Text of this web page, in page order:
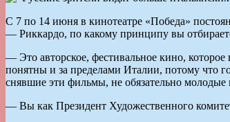
С 7 по 14 июня в кинотеатре «Победа»
— Риккардо, по какому принципу вы
— Это авторское, фестивальное кино,
понятны и за пределами Италии, потому что
снявшие эти фильмы, не обязательно молодые
— Вы как Президент Художественного